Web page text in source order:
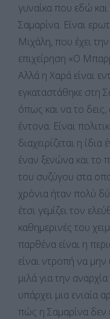
γυναίκα που εδώ
Σαμαρίνα. Είναι
Μιχάλη, που έχει
επιχείρηση «Ο
Αλλά η Χαρά είναι
εγκαταστάθηκε στη
όπως και να το δεις,
έντονα. Είναι
διαχειρίζεται η
έναν ξενώνα και το
του συζύγου στα
χρόνια ήταν πολύ
έτσι γεμίζει τον
καθημερινές του
παρθένα είναι η
είναι ντροπή να
μιλά για την
υπάρχει μια ενιαία
πώς η Σαμαρίνα δεν